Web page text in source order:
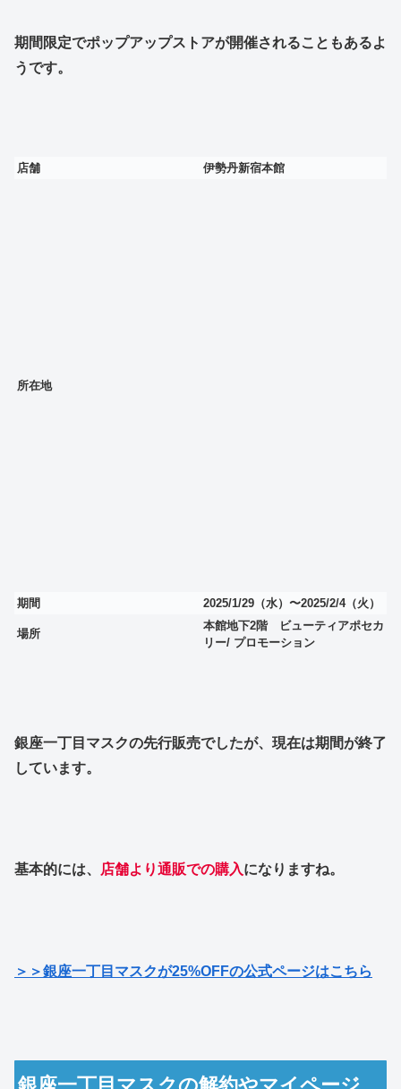
期間限定でポップアップストアが開催されることもあるよ
うです。
店舗 伊勢丹新宿本館
所在地
期間 2025/1/29（水）〜2025/2/4（火）
場所
本館地下2階 ビューティアポセカ
リー/ プロモーション
銀座一丁目マスクの先行販売でしたが、現在は期間が終了
しています。
基本的には、 店舗より通販での購入になりますね。
＞＞銀座一丁目マスクが25%OFFの公式ページはこちら